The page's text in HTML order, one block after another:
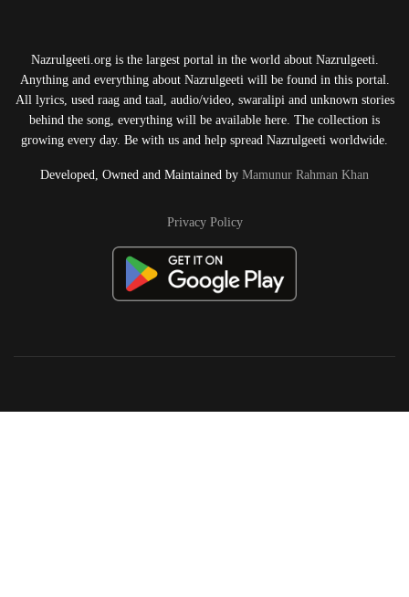
Nazrulgeeti.org is the largest portal in the world about Nazrulgeeti.
Anything and everything about Nazrulgeeti will be found in this portal.
All lyrics, used raag and taal, audio/video, swaralipi and unknown stories
behind the song, everything will be available here. The collection is
growing every day. Be with us and help spread Nazrulgeeti worldwide.
Developed, Owned and Maintained by Mamunur Rahman Khan
Privacy Policy